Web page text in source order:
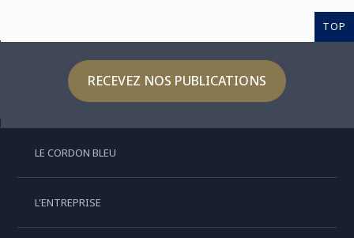
TOP
RECEVEZ NOS PUBLICATIONS
LE CORDON BLEU
L'ENTREPRISE